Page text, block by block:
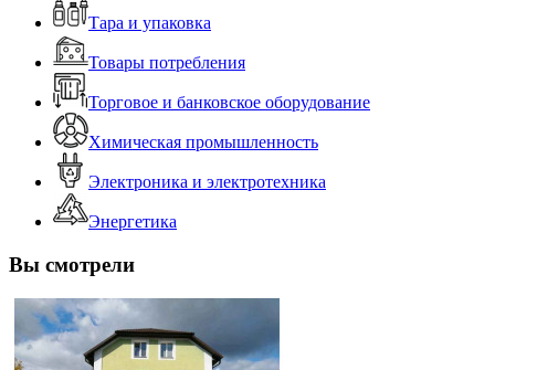
Тара и упаковка
Товары потребления
Торговое и банковское оборудование
Химическая промышленность
Электроника и электротехника
Энергетика
Вы смотрели